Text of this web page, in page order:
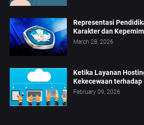
Representasi
Karakter dan
March 28, 2026
Ketika Layanan
Kekecewaan
February 09, 2026